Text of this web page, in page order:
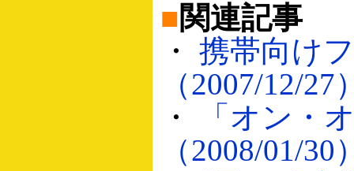
■関連記事
・ 携帯向け
（2007/12/27
・
「オン・
（2008/01/30